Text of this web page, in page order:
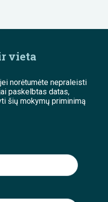
vieta
norėtumėte nepraleisti
paskelbtas datas,
šių mokymų priminimą